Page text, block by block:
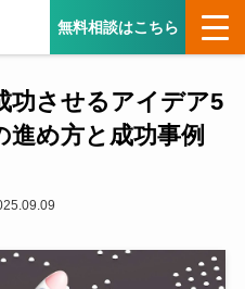
無料相談はこちら
功させるアイデア5
進め方と成功事例